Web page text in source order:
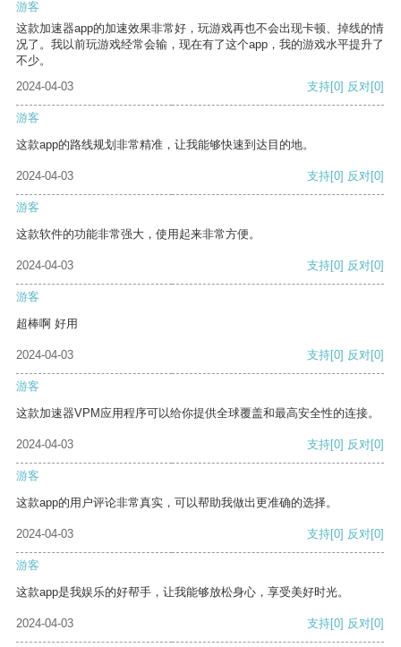
游客
这款加速器app的加速效果非常好，玩游戏再也不会出现卡顿、掉线的情
况了。我以前玩游戏经常会输，现在有了这个app，我的游戏水平提升了
不少。
2024-04-03
支持[0] 反对[0]
游客
这款app的路线规划非常精准，让我能够快速到达目的地。
2024-04-03 支持[0] 反对[0]
游客
这款软件的功能非常强大，使用起来非常方便。
2024-04-03 支持[0] 反对[0]
游客
超棒啊 好用
2024-04-03 支持[0] 反对[0]
游客
这款加速器VPM应用程序可以给你提供全球覆盖和最高安全性的连接。
2024-04-03 支持[0] 反对[0]
游客
这款app的用户评论非常真实，可以帮助我做出更准确的选择。
2024-04-03 支持[0] 反对[0]
游客
这款app是我娱乐的好帮手，让我能够放松身心，享受美好时光。
2024-04-03 支持[0] 反对[0]